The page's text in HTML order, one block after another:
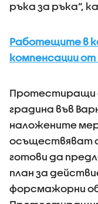
ръка за ръка“,
Работещите в
компенсации от
Протестиращи
градина във
наложените
осъществяват
готови да
план за
форсмажорни